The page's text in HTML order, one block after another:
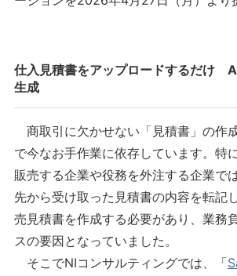
仕入見積書をアップロードするだけ
生成
商取引に欠かせない「見積書」の作
で今なお手作業に依存しています。特
販売する企業や役務を外注する企業で
先から受け取った見積書の内容を転記
売見積書を作成する必要があり、業務
スの要因となっていました。
そこでNIコンサルティングでは、「